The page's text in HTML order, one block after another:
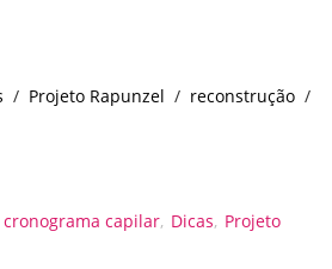
/ Projeto Rapunzel / reconstrução /
cronograma capilar, Dicas, Projeto